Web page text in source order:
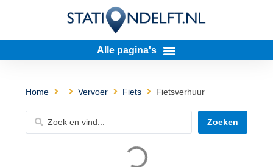
Home Vervoer Fiets Fietsverhuur
Zoeken